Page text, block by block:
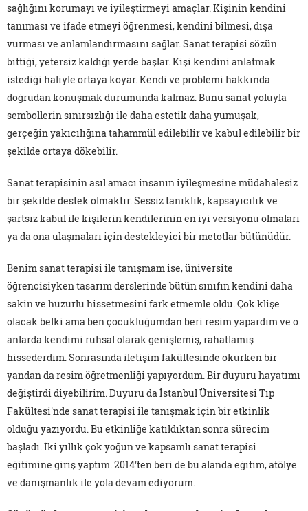
sağlığını korumayı ve iyileştirmeyi amaçlar. Kişinin kendini
tanıması ve ifade etmeyi öğrenmesi, kendini bilmesi, dışa
vurması ve anlamlandırmasını sağlar. Sanat terapisi sözün
bittiği, yetersiz kaldığı yerde başlar. Kişi kendini anlatmak
istediği haliyle ortaya koyar. Kendi ve problemi hakkında
doğrudan konuşmak durumunda kalmaz. Bunu sanat yoluyla
sembollerin sınırsızlığı ile daha estetik daha yumuşak,
gerçeğin yakıcılığına tahammül edilebilir ve kabul edilebilir bir
şekilde ortaya dökebilir.
Sanat terapisinin asıl amacı insanın iyileşmesine müdahalesiz
bir şekilde destek olmaktır. Sessiz tanıklık, kapsayıcılık ve
şartsız kabul ile kişilerin kendilerinin en iyi versiyonu olmaları
ya da ona ulaşmaları için destekleyici bir metotlar bütünüdür.
Benim sanat terapisi ile tanışmam ise, üniversite
öğrencisiyken tasarım derslerinde bütün sınıfın kendini daha
sakin ve huzurlu hissetmesini fark etmemle oldu. Çok klişe
olacak belki ama ben çocukluğumdan beri resim yapardım ve o
anlarda kendimi ruhsal olarak genişlemiş, rahatlamış
hissederdim. Sonrasında iletişim fakültesinde okurken bir
yandan da resim öğretmenliği yapıyordum. Bir duyuru hayatımı
değiştirdi diyebilirim. Duyuru da İstanbul Üniversitesi Tıp
Fakültesi'nde sanat terapisi ile tanışmak için bir etkinlik
olduğu yazıyordu. Bu etkinliğe katıldıktan sonra sürecim
başladı. İki yıllık çok yoğun ve kapsamlı sanat terapisi
eğitimine giriş yaptım. 2014'ten beri de bu alanda eğitim, atölye
ve danışmanlık ile yola devam ediyorum.